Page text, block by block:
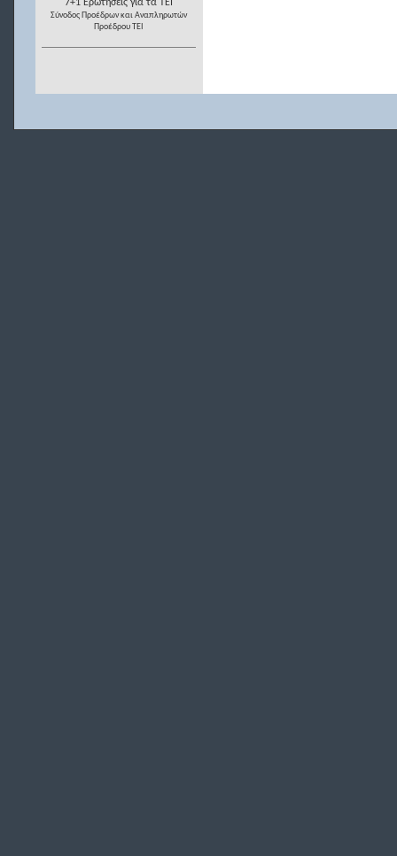
7+1 Ερωτήσεις για τα ΤΕΙ
Σύνοδος Προέδρων και Αναπληρωτών
Προέδρου ΤΕΙ